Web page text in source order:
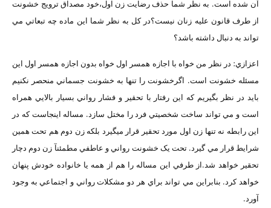
آن شده است. به نظر شما حذف رضايت زن اول،خود مصداق ترويج خشونت
از طرف قانون عليه زنان نيست؟در کل به نظر شما اين ماده چه تبعاتي مي
تواند به دنبال داشته باشد؟
اعزازي: در نظر من خواه با اجازه همسر اول خواه بدون اجازه همسر اول اين
مسئله خشونت است. اگرخشونت را تنها به خشونت جسماني منحصر نکنيم
بايد در نظر بگيريم که اين رفتار با تحقير و فشار رواني بسيار بالايي همراه
است و مي تواند ساخت شخصيتي فرد را مختل سازد. مساله اينجاست که در
اين رابطه نه تنها زن اول مورد تحقير قرار ميگيرد بلکه زن دوم هم تحت همين
شرايط قرار مي گيرد. تحت يک خشونت رواني و عاطفي مطمئنآ زن دوم دچار
تحقير خواهد شد.از طرفي اين مساله را هم از همه يا خانواده خودش پنهان
خواهد کرد. بنابراين مي تواند براي هر دو مشکلات رواني و اجتماعي به وجود
آورد.